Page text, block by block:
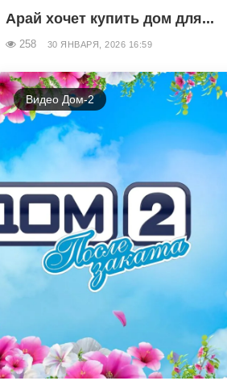
Арай хочет купить дом для...
258 30 ЯНВАРЯ, 2026 16:59
Видео Дом-2